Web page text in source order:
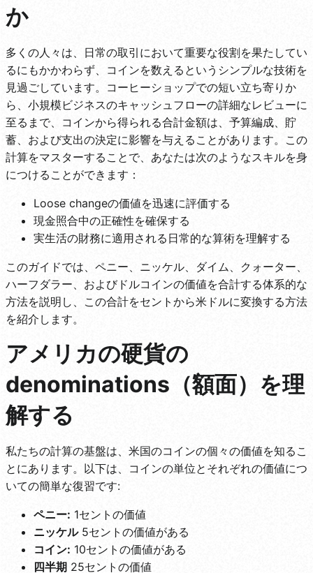
か
多くの人々は、日常の取引において重要な役割を果たしてい
るにもかかわらず、コインを数えるというシンプルな技術を
見過ごしています。コーヒーショップでの短い立ち寄りか
ら、小規模ビジネスのキャッシュフローの詳細なレビューに
至るまで、コインから得られる合計金額は、予算編成、貯
蓄、および支出の決定に影響を与えることがあります。この
計算をマスターすることで、あなたは次のようなスキルを身
につけることができます：
Loose changeの価値を迅速に評価する
現金照合中の正確性を確保する
実生活の財務に適用される日常的な算術を理解する
このガイドでは、ペニー、ニッケル、ダイム、クォーター、
ハーフダラー、およびドルコインの価値を合計する体系的な
方法を説明し、この合計をセントから米ドルに変換する方法
を紹介します。
アメリカの硬貨の
denominations（額面）を理
解する
私たちの計算の基盤は、米国のコインの個々の価値を知るこ
とにあります。以下は、コインの単位とそれぞれの価値につ
いての簡単な復習です:
ペニー: 1セントの価値
ニッケル5セントの価値がある
コイン: 10セントの価値がある
四半期 25セントの価値